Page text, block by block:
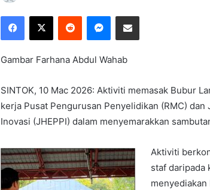
Gambar Farhana Abdul Wahab
SINTOK, 10 Mac 2026: Aktiviti memasak Bubur
kerja Pusat Pengurusan Penyelidikan (RMC)
Inovasi (JHEPPI) dalam menyemarakkan
Aktiviti
staf daripada